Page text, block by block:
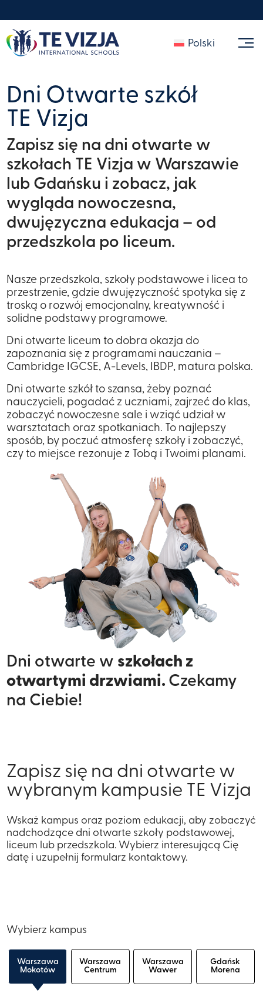
Polski
Dni Otwarte szkół
TE Vizja
Zapisz się na dni otwarte w
szkołach TE Vizja w Warszawie
lub Gdańsku i zobacz, jak
wygląda nowoczesna,
dwujęzyczna edukacja – od
przedszkola po liceum.
Nasze przedszkola, szkoły podstawowe i licea to
przestrzenie, gdzie dwujęzyczność spotyka się z
troską o rozwój emocjonalny, kreatywność i
solidne podstawy programowe.
Dni otwarte liceum to dobra okazja do
zapoznania się z programami nauczania –
Cambridge IGCSE, A-Levels, IBDP, matura polska.
Dni otwarte szkół to szansa, żeby poznać
nauczycieli, pogadać z uczniami, zajrzeć do klas,
zobaczyć nowoczesne sale i wziąć udział w
warsztatach oraz spotkaniach. To najlepszy
sposób, by poczuć atmosferę szkoły i zobaczyć,
czy to miejsce rezonuje z Tobą i Twoimi planami.
Dni otwarte w szkołach z
otwartymi drzwiami. Czekamy
na Ciebie!
Zapisz się na dni otwarte w
wybranym kampusie TE Vizja
Wskaż kampus oraz poziom edukacji, aby zobaczyć
nadchodzące dni otwarte szkoły podstawowej,
liceum lub przedszkola. Wybierz interesującą Cię
datę i uzupełnij formularz kontaktowy.
Wybierz kampus
Warszawa
Mokotów
Warszawa
Centrum
Warszawa
Wawer
Gdańsk
Morena